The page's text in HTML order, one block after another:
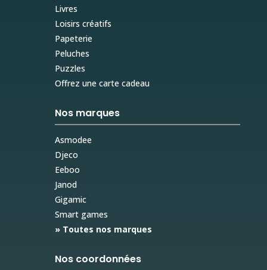
Livres
Loisirs créatifs
Papeterie
Peluches
Puzzles
Offrez une carte cadeau
Nos marques
Asmodee
Djeco
Eeboo
Janod
Gigamic
Smart games
» Toutes nos marques
Nos coordonnées